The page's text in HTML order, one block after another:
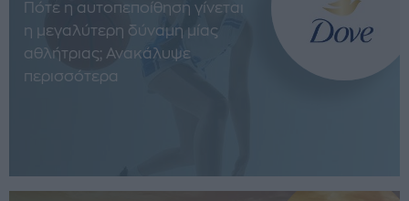
Πότε η αυτοπεποίθηση γίνεται
η μεγαλύτερη δύναμη μίας
αθλήτριας; Ανακάλυψε
περισσότερα